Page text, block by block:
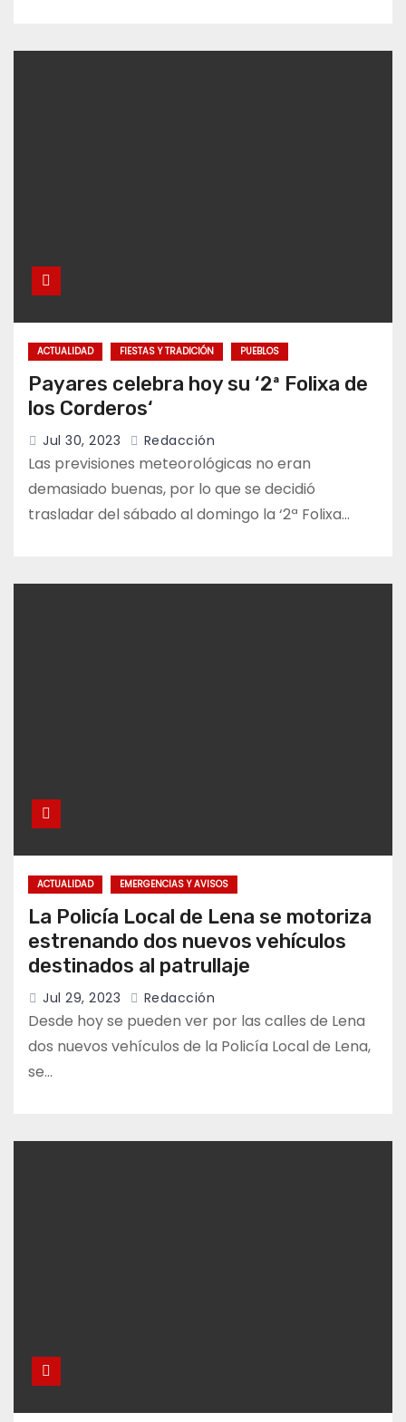
ACTUALIDAD FIESTAS Y TRADICIÓN PUEBLOS
Payares celebra hoy su ‘2ª Folixa de
los Corderos‘
Jul 30, 2023 Redacción
Las previsiones meteorológicas no eran
demasiado buenas, por lo que se decidió
trasladar del sábado al domingo la ‘2ª Folixa…
ACTUALIDAD EMERGENCIAS Y AVISOS
La Policía Local de Lena se motoriza
estrenando dos nuevos vehículos
destinados al patrullaje
Jul 29, 2023 Redacción
Desde hoy se pueden ver por las calles de Lena
dos nuevos vehículos de la Policía Local de Lena,
se…